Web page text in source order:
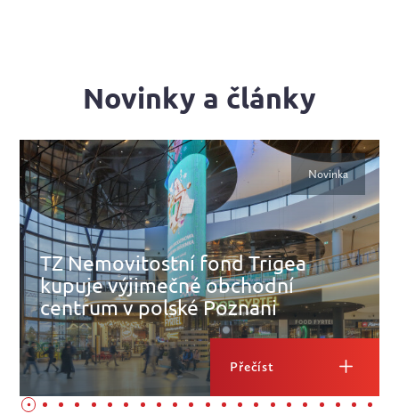
Novinky a články
TZ Nemovitostní fond Trigea
kupuje výjimečné obchodní
centrum v polské Poznani
Přečíst
Novinka